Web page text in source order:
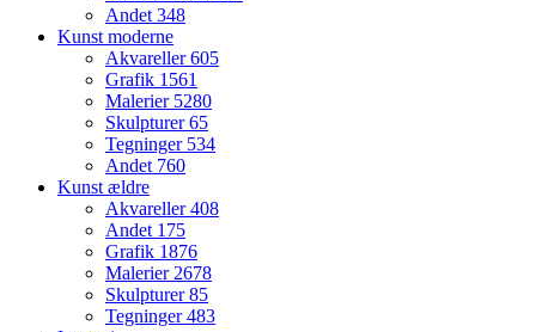
Andet 348
Kunst moderne
Akvareller605
Grafik 1561
Malerier 5280
Skulpturer65
Tegninger 534
Andet 760
Kunst ældre
Akvareller408
Andet 175
Grafik 1876
Malerier 2678
Skulpturer85
Tegninger483